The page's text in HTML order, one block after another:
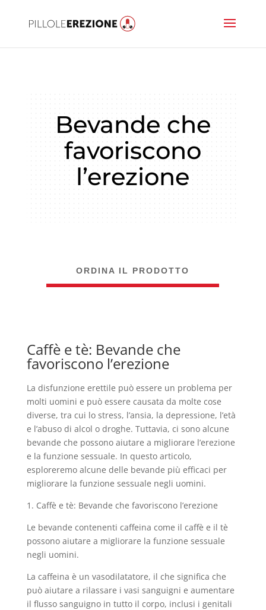
Bevande che
favoriscono
l’erezione
ORDINA IL PRODOTTO
Caffè e tè: Bevande che
favoriscono l’erezione
La disfunzione erettile può essere un problema per
molti uomini e può essere causata da molte cose
diverse, tra cui lo stress, l’ansia, la depressione, l’età
e l’abuso di alcol o droghe. Tuttavia, ci sono alcune
bevande che possono aiutare a migliorare l’erezione
e la funzione sessuale. In questo articolo,
esploreremo alcune delle bevande più efficaci per
migliorare la funzione sessuale negli uomini.
1. Caffè e tè: Bevande che favoriscono l’erezione
Le bevande contenenti caffeina come il caffè e il tè
possono aiutare a migliorare la funzione sessuale
negli uomini.
La caffeina è un vasodilatatore, il che significa che
può aiutare a rilassare i vasi sanguigni e aumentare
il flusso sanguigno in tutto il corpo, inclusi i genitali